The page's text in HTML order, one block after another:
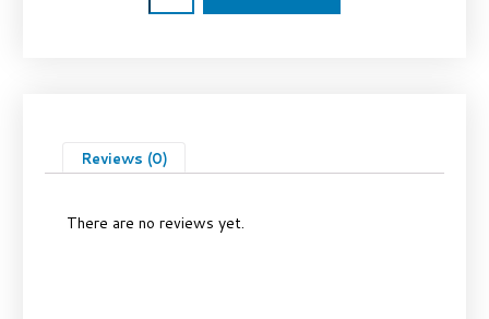
Reviews (0)
There are no reviews yet.